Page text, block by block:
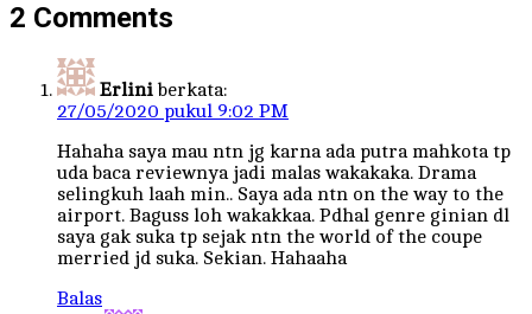
2 Comments
Erlini berkata:
27/05/2020 pukul 9:02 PM
Hahaha saya mau ntn jg karna ada putra mahkota tp
uda baca reviewnya jadi malas wakakaka. Drama
selingkuh laah min.. Saya ada ntn on the way to the
airport. Baguss loh wakakkaa. Pdhal genre ginian dl
saya gak suka tp sejak ntn the world of the coupe
merried jd suka. Sekian. Hahaaha
Balas